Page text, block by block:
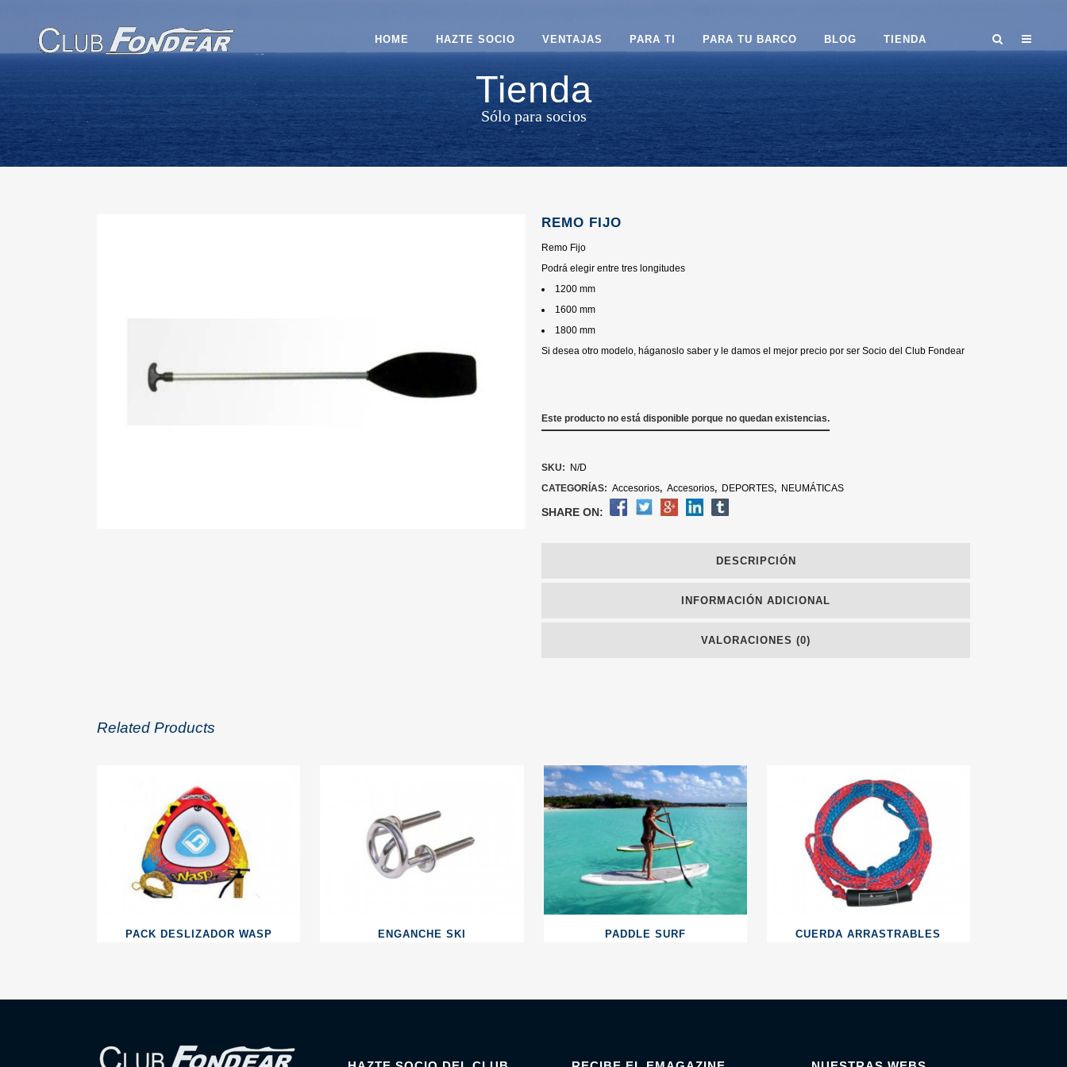
HOME HAZTE SOCIO VENTAJAS PARA TI PARA TU BARCO BLOG TIENDA
Tienda
Sólo para socios
REMO FIJO
Remo Fijo
Podrá elegir entre tres longitudes
1200 mm
1600 mm
1800 mm
Si desea otro modelo, háganoslo saber y le damos el mejor precio por ser Socio del Club Fondear
Este producto no está disponible porque no quedan existencias.
SKU:
N/D
CATEGORÍAS: Accesorios, Accesorios, DEPORTES, NEUMÁTICAS
SHARE ON:
DESCRIPCIÓN
INFORMACIÓN ADICIONAL
VALORACIONES (0)
Related Products
PACK DESLIZADOR WASP ENGANCHE SKI PADDLE SURF CUERDA ARRASTRABLES